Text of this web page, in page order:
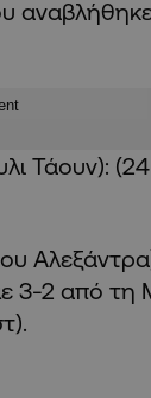
Τάουν):
3-2 από τη